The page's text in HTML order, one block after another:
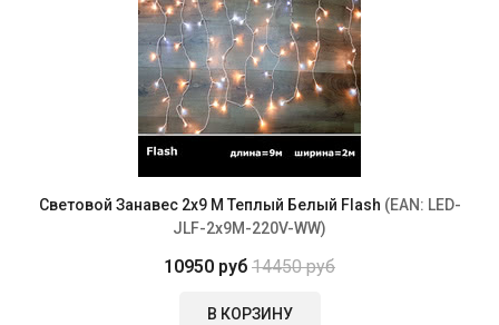
Световой Занавес 2х9 М Теплый Белый Flash (EAN: LED-
JLF-2x9M-220V-WW)
10950 руб 14450 руб
В КОРЗИНУ